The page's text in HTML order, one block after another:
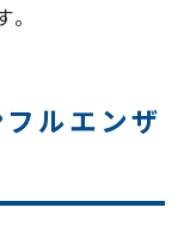
ルエンザ